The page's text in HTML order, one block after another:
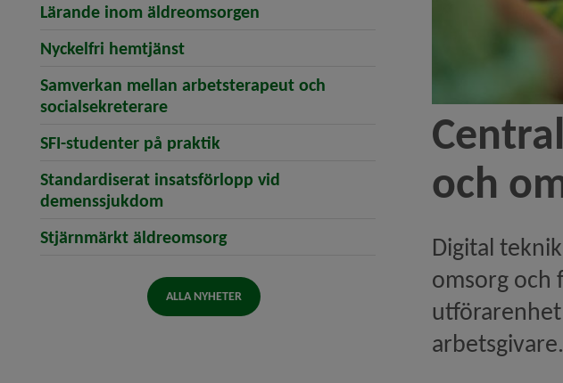
Lärande inom äldreomsorgen
Nyckelfri hemtjänst
Samverkan mellan arbetsterapeut och
socialsekreterare
SFI-studenter på praktik
Standardiserat insatsförlopp vid
demenssjukdom
Stjärnmärkt äldreomsorg
ALLA NYHETER
och
Digital
omsorg och
arbetsgivare.